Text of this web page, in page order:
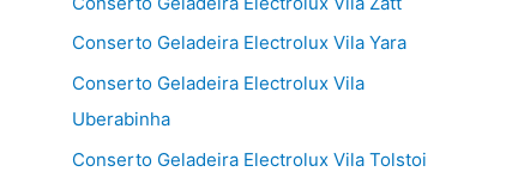
Conserto Geladeira Electrolux Vila Yara
Conserto Geladeira Electrolux Vila
Uberabinha
Conserto Geladeira Electrolux Vila Tolstoi